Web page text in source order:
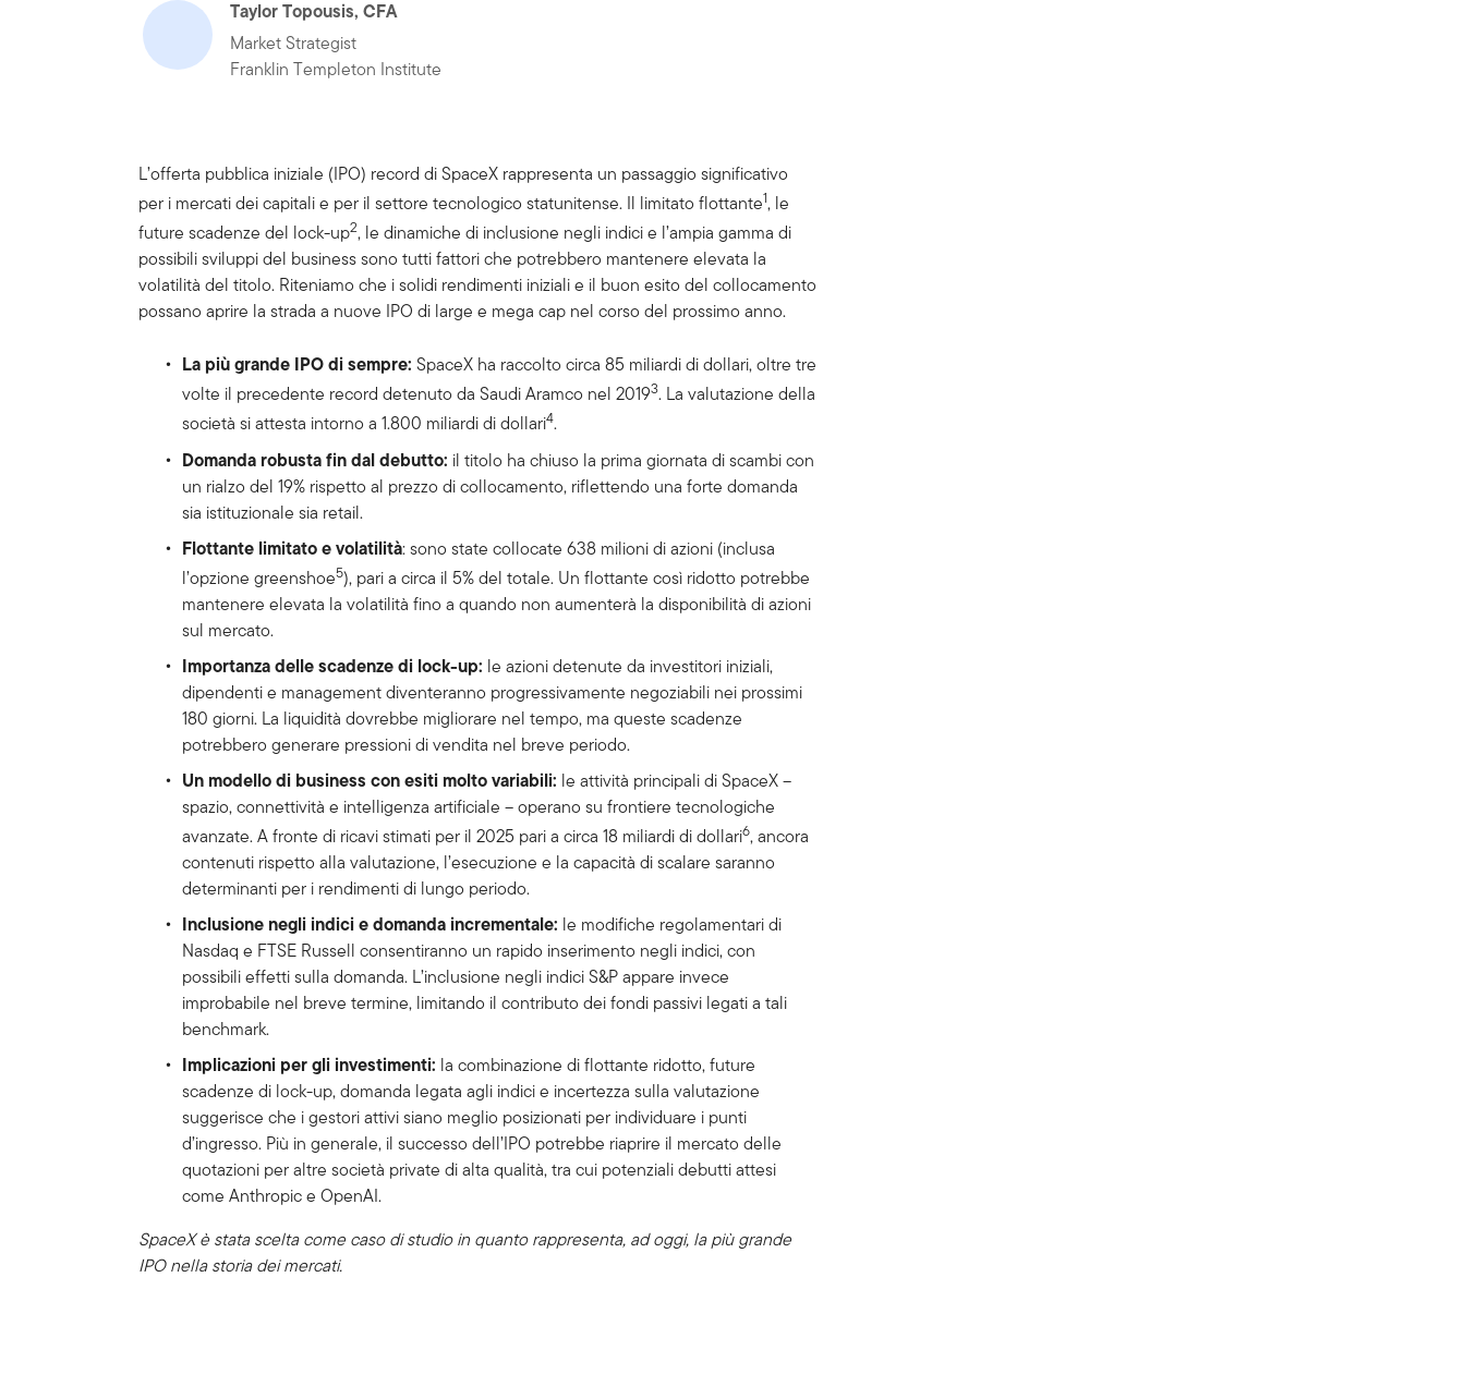
Taylor Topousis, CFA
Market Strategist
Franklin Templeton Institute
L’offerta pubblica iniziale (IPO) record di SpaceX rappresenta un passaggio significativo
per i mercati dei capitali e per il settore tecnologico statunitense. Il limitato flottante1, le
future scadenze del lock-up2, le dinamiche di inclusione negli indici e l’ampia gamma di
possibili sviluppi del business sono tutti fattori che potrebbero mantenere elevata la
volatilità del titolo. Riteniamo che i solidi rendimenti iniziali e il buon esito del collocamento
possano aprire la strada a nuove IPO di large e mega cap nel corso del prossimo anno.
La più grande IPO di sempre:SpaceX ha raccolto circa 85 miliardi di dollari, oltre tre
volte il precedente record detenuto da Saudi Aramco nel 20193. La valutazione della
società si attesta intorno a 1.800 miliardi di dollari4.
Domanda robusta fin dal debutto: il titolo ha chiuso la prima giornata di scambi con
un rialzo del 19% rispetto al prezzo di collocamento, riflettendo una forte domanda
sia istituzionale sia retail.
Flottante limitato e volatilità: sono state collocate 638 milioni di azioni (inclusa
l’opzione greenshoe5), pari a circa il 5% del totale. Un flottante così ridotto potrebbe
mantenere elevata la volatilità fino a quando non aumenterà la disponibilità di azioni
sul mercato.
Importanza delle scadenze di lock-up: le azioni detenute da investitori iniziali,
dipendenti e management diventeranno progressivamente negoziabili nei prossimi
180 giorni. La liquidità dovrebbe migliorare nel tempo, ma queste scadenze
potrebbero generare pressioni di vendita nel breve periodo.
Un modello di business con esiti molto variabili: le attività principali di SpaceX –
spazio, connettività e intelligenza artificiale – operano su frontiere tecnologiche
avanzate. A fronte di ricavi stimati per il 2025 pari a circa 18 miliardi di dollari6, ancora
contenuti rispetto alla valutazione, l’esecuzione e la capacità di scalare saranno
determinanti per i rendimenti di lungo periodo.
Inclusione negli indici e domanda incrementale: le modifiche regolamentari di
Nasdaq e FTSE Russell consentiranno un rapido inserimento negli indici, con
possibili effetti sulla domanda. L’inclusione negli indici S&P appare invece
improbabile nel breve termine, limitando il contributo dei fondi passivi legati a tali
benchmark.
Implicazioni per gli investimenti: la combinazione di flottante ridotto, future
scadenze di lock-up, domanda legata agli indici e incertezza sulla valutazione
suggerisce che i gestori attivi siano meglio posizionati per individuare i punti
d’ingresso. Più in generale, il successo dell’IPO potrebbe riaprire il mercato delle
quotazioni per altre società private di alta qualità, tra cui potenziali debutti attesi
come Anthropic e OpenAI.
SpaceX è stata scelta come caso di studio in quanto rappresenta, ad oggi, la più grande
IPO nella storia dei mercati.